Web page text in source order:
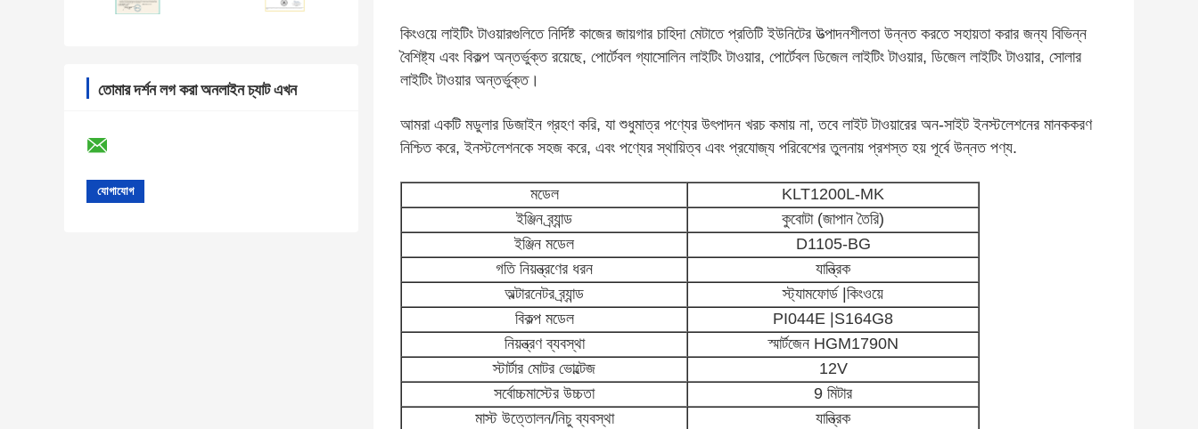
তোমার দর্শন লগ করা অনলাইন চ্যাট এখন
কিংওয়ে লাইটিং টাওয়ারগুলিতে নির্দিষ্ট কাজের জায়গার চাহিদা মেটাতে প্রতিটি ইউনিটের উত্পাদনশীলতা উন্নত করতে সহায়তা করার জন্য বিভিন্ন
বৈশিষ্ট্য এবং বিকল্প অন্তর্ভুক্ত রয়েছে, পোর্টেবল গ্যাসোলিন লাইটিং টাওয়ার, পোর্টেবল ডিজেল লাইটিং টাওয়ার, ডিজেল লাইটিং টাওয়ার, সোলার
লাইটিং টাওয়ার অন্তর্ভুক্ত।
আমরা একটি মডুলার ডিজাইন গ্রহণ করি, যা শুধুমাত্র পণ্যের উৎপাদন খরচ কমায় না, তবে লাইট টাওয়ারের অন-সাইট ইনস্টলেশনের মানককরণ
নিশ্চিত করে, ইনস্টলেশনকে সহজ করে, এবং পণ্যের স্থায়িত্ব এবং প্রযোজ্য পরিবেশের তুলনায় প্রশস্ত হয় পূর্বে উন্নত পণ্য.
মডেল
KLT1200L-MK
ইঞ্জিন ব্র্যান্ড
কুবোটা (জাপান তৈরি)
ইঞ্জিন মডেল
D1105-BG
গতি নিয়ন্ত্রণের ধরন
যান্ত্রিক
অল্টারনেটর ব্র্যান্ড
স্ট্যামফোর্ড |কিংওয়ে
বিকল্প মডেল
PI044E |S164G8
নিয়ন্ত্রণ ব্যবস্থা
স্মার্টজেন HGM1790N
স্টার্টার মোটর ভোল্টেজ
12V
সর্বোচ্চমাস্টের উচ্চতা
9 মিটার
মাস্ট উত্তোলন/নিচু ব্যবস্থা
যান্ত্রিক